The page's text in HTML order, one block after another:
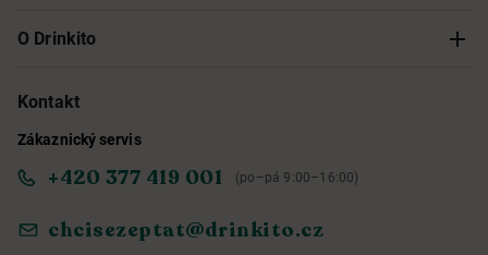
Sledování objednávky
Obchodní podmínky
Ochrana osobních údajů
Reklamace a vrácení
O Drinkito
O nás
Informace o přístupnosti služby
Kontakt
Zákaznický servis
+420 377 419 001 (po–pá 9:00–16:00)
chcisezeptat@drinkito.cz